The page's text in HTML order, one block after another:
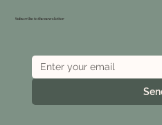
Subscribe to the newsletter